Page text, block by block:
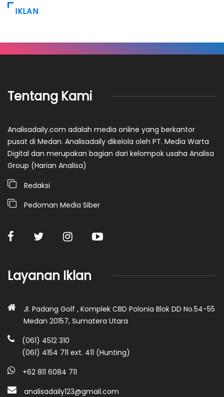
IKLAN
Tentang Kami
Analisadaily.com adalah media online yang berkantor
pusat di Medan. Analisadaily dikelola oleh PT. Media Warta
Digital dan merupakan bagian dari kelompok usaha Analisa
Group (Harian Analisa)
Redaksi
Pedoman Media Siber
Layanan Iklan
Jl. Padang Golf , Komplek CBD Polonia Blok DD No.54-55
Medan 20157, Sumatera Utara
(061) 4512 310
(061) 4154 711 ext. 411 (Hunting)
+62 811 6084 711
analisadaily123@gmail.com